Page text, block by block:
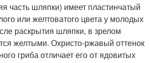
часть шляпки) имеет пластинчатый
или желтоватого цвета у молодых
раскрытия шляпки, в зрелом
желтыми. Охристо-ржавый оттенок
гриба отличает его от ядовитых